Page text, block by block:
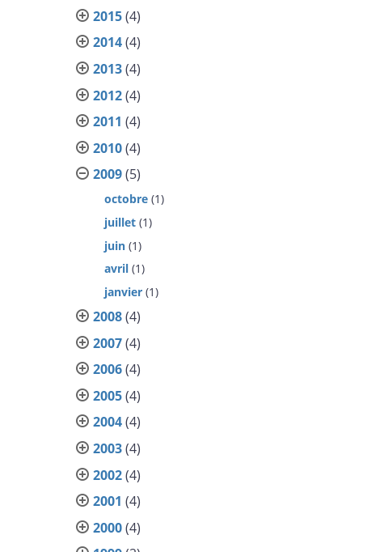
2015(4)
2014(4)
2013(4)
2012(4)
2011 (4)
2010(4)
2009(5)
octobre (1)
juillet (1)
juin (1)
avril (1)
janvier (1)
2008(4)
2007(4)
2006(4)
2005(4)
2004(4)
2003(4)
2002(4)
2001 (4)
2000(4)